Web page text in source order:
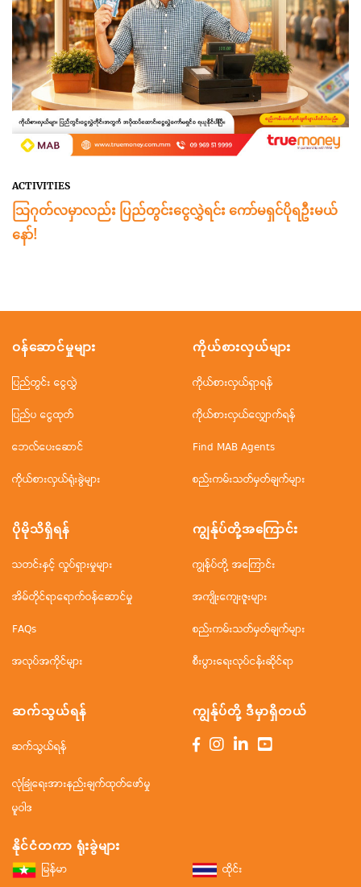
ACTIVITIES
သြဂုတ်လမှာလည်း ပြည်တွင်းငွေလွှဲရင်း ကော်မရှင်ပိုရဦးမယ်
နော်!
ဝန်ဆောင်မှုများ
ပြည်တွင်း ငွေလွှဲ
ပြည်ပ ငွေထုတ်
ဘေလ်ပေးဆောင်
ကိုယ်စားလှယ်ရုံးခွဲများ
ကိုယ်စားလှယ်များ
ကိုယ်စားလှယ်ရှာရန်
ကိုယ်စားလှယ်လျှောက်ရန်
Find MAB Agents
စည်းကမ်းသတ်မှတ်ချက်များ
ပိုမိုသိရှိရန်
သတင်းနှင့် လှုပ်ရှားမှုများ
အိမ်တိုင်ရာရောက်ဝန်ဆောင်မှု
FAQs
အလုပ်အကိုင်များ
ကျွန်ုပ်တို့အ‌ကြောင်း
ကျွန်ုပ်တို့ အကြောင်း
အကျိုးကျေးဇူးများ
စည်းကမ်းသတ်မှတ်ချက်များ
စီးပွားရေးလုပ်ငန်းဆိုင်ရာ
ဆက်သွယ်ရန်
ဆက်သွယ်ရန်
လုံခြုံရေးအားနည်းချက်ထုတ်ဖော်မှု
မူဝါဒ
ကျွန်ုပ်တို့ ဒီမှာရှိတယ်
နိုင်ငံတကာ ရုံးခွဲများ
မြန်မာ ထိုင်း